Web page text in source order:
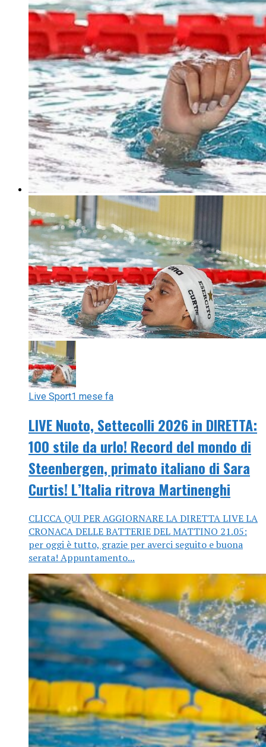
Live Sport1 mese fa
LIVE Nuoto, Settecolli 2026 in DIRETTA:
100 stile da urlo! Record del mondo di
Steenbergen, primato italiano di Sara
Curtis! L’Italia ritrova Martinenghi
CLICCA QUI PER AGGIORNARE LA DIRETTA LIVE LA
CRONACA DELLE BATTERIE DEL MATTINO 21.05:
per oggi è tutto, grazie per averci seguito e buona
serata! Appuntamento...